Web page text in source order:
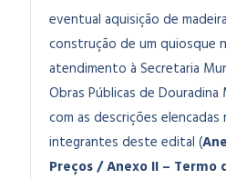
eventual aquisição de
construção de um quiosque
atendimento à Secretaria
Obras Públicas de
com as descrições elencadas
integrantes deste edital (
Preços / Anexo II – Termo